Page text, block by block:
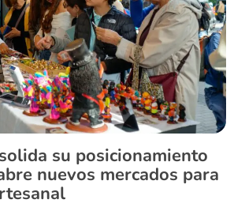
su posicionamiento
nuevos mercados para